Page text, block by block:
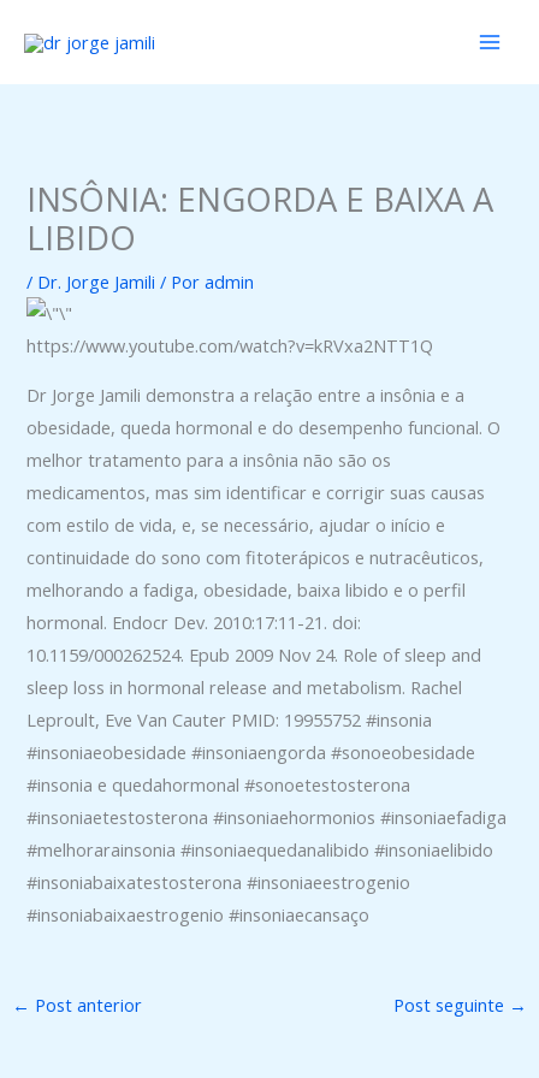
para
o
INSÔNIA: ENGORDA E BAIXA A
LIBIDO
/ Dr. Jorge Jamili / Poradmin
https://www.youtube.com/watch?v=kRVxa2NTT1Q
Dr Jorge Jamili demonstra a relação entre a insônia e a
obesidade, queda hormonal e do desempenho funcional. O
melhor tratamento para a insônia não são os
medicamentos, mas sim identificar e corrigir suas causas
com estilo de vida, e, se necessário, ajudar o início e
continuidade do sono com fitoterápicos e nutracêuticos,
melhorando a fadiga, obesidade, baixa libido e o perfil
hormonal. Endocr Dev. 2010:17:11-21. doi:
10.1159/000262524. Epub 2009 Nov 24. Role of sleep and
sleep loss in hormonal release and metabolism. Rachel
Leproult, Eve Van Cauter PMID: 19955752 #insonia
#insoniaeobesidade #insoniaengorda #sonoeobesidade
#insonia e quedahormonal #sonoetestosterona
#insoniaetestosterona #insoniaehormonios #insoniaefadiga
#melhorarainsonia #insoniaequedanalibido #insoniaelibido
#insoniabaixatestosterona #insoniaeestrogenio
#insoniabaixaestrogenio #insoniaecansaço
← Post anterior Post seguinte →